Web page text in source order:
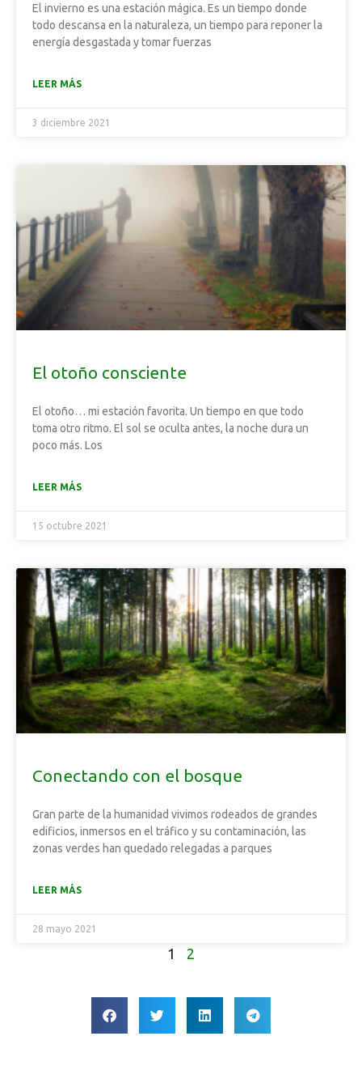
El invierno es una estación mágica. Es un tiempo donde
todo descansa en la naturaleza, un tiempo para reponer la
energía desgastada y tomar fuerzas
LEER MÁS
3 diciembre 2021
El otoño consciente
El otoño… mi estación favorita. Un tiempo en que todo
toma otro ritmo. El sol se oculta antes, la noche dura un
poco más. Los
LEER MÁS
15 octubre 2021
Conectando con el bosque
Gran parte de la humanidad vivimos rodeados de grandes
edificios, inmersos en el tráfico y su contaminación, las
zonas verdes han quedado relegadas a parques
LEER MÁS
28 mayo 2021
1 2